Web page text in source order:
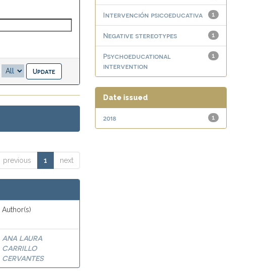
previous 1 next
Author(s)
ANA LAURA
CARRILLO
CERVANTES
1
Intervención psicoeducativa
1
Negative stereotypes
1
Psychoeducational
intervention
Date issued
1
2018